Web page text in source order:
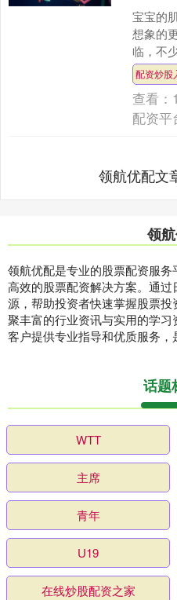
宝宝的
想象的
临，不
警”了
现皴裂
配资炒股
查看：
配资平
领航优配文
领
领航优配是专业的股票配资服务
高效的股票配资解决方案。通
源，帮助投资者快速掌握股票
聚丰富的行业资讯与实用的学
客户提供专业指导和优质服务，
话题
WTT
主席
青年
U19
在线炒股配资之家